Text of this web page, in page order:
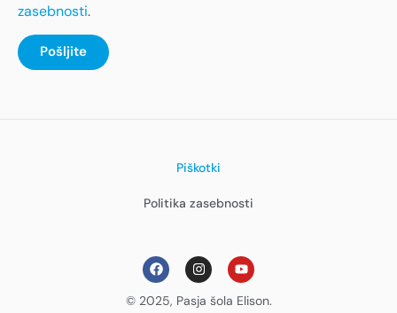
zasebnosti.
Pošljite
© 2025, Pasja šola Elison.
Piškotki
Politika zasebnosti